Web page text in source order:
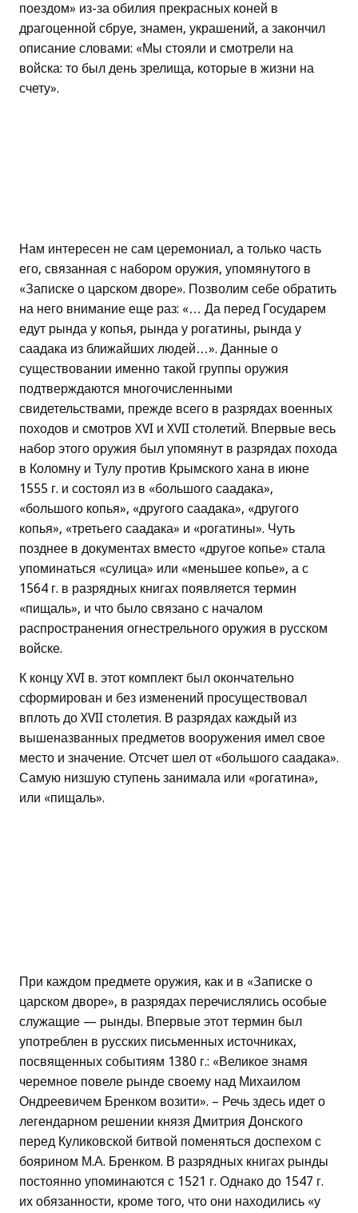
поездом» из-за обилия прекрасных коней в
драгоценной сбруе, знамен, украшений, а закончил
описание словами: «Мы стояли и смотрели на
войска: то был день зрелища, которые в жизни на
счету».
Нам интересен не сам церемониал, а только часть
его, связанная с набором оружия, упомянутого в
«Записке о царском дворе». Позволим себе обратить
на него внимание еще раз: «… Да перед Государем
едут рында у копья, рында у рогатины, рында у
саадака из ближайших людей…». Данные о
существовании именно такой группы оружия
подтверждаются многочисленными
свидетельствами, прежде всего в разрядах военных
походов и смотров XVI и XVII столетий. Впервые весь
набор этого оружия был упомянут в разрядах похода
в Коломну и Тулу против Крымского хана в июне
1555 г. и состоял из в «большого саадака»,
«большого копья», «другого саадака», «другого
копья», «третьего саадака» и «рогатины». Чуть
позднее в документах вместо «другое копье» стала
упоминаться «сулица» или «меньшее копье», а с
1564 г. в разрядных книгах появляется термин
«пищаль», и что было связано с началом
распространения огнестрельного оружия в русском
войске.
К концу XVI в. этот комплект был окончательно
сформирован и без изменений просуществовал
вплоть до XVII столетия. В разрядах каждый из
вышеназванных предметов вооружения имел свое
место и значение. Отсчет шел от «большого саадака».
Самую низшую ступень занимала или «рогатина»,
или «пищаль».
При каждом предмете оружия, как и в «Записке о
царском дворе», в разрядах перечислялись особые
служащие — рынды. Впервые этот термин был
употреблен в русских письменных источниках,
посвященных событиям 1380 г.: «Великое знамя
черемное повеле рынде своему над Михаилом
Ондреевичем Бренком возити». – Речь здесь идет о
легендарном решении князя Дмитрия Донского
перед Куликовской битвой поменяться доспехом с
боярином М.А. Бренком. В разрядных книгах рынды
постоянно упоминаются с 1521 г. Однако до 1547 г.
их обязанности, кроме того, что они находились «у